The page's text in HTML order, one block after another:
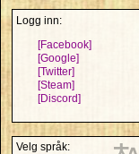
Logg inn:
[Facebook]
[Google]
[Twitter]
[Steam]
[Discord]
Velg språk: